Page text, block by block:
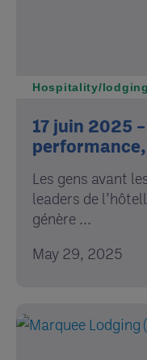
Hospitality/lodging
17 juin 2025
Les gens avant
leaders de
génère ...
May 29, 2025